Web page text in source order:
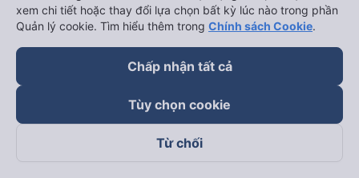
keyboard_arrow_down
Về chúng tôi
xem chi tiết hoặc thay đổi lựa chọn bất kỳ lúc nào trong phần
Quản lý cookie. Tìm hiểu thêm trong Chính sách Cookie.
Chấp nhận tất cả
Tùy chọn cookie
Từ chối